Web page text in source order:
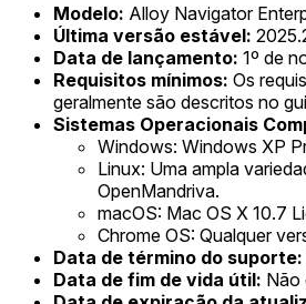
Modelo: Alloy Navigator
Última versão estável:
Data de lançamento: 1º de
Requisitos mínimos: Os
geralmente são descritos no
Sistemas Operacionais
Windows: Windows XP
Linux: Uma ampla
OpenMandriva.
macOS: Mac OS X 10.7
Chrome OS: Qualquer
Data de término do suporte:
Data de fim de vida útil: Não